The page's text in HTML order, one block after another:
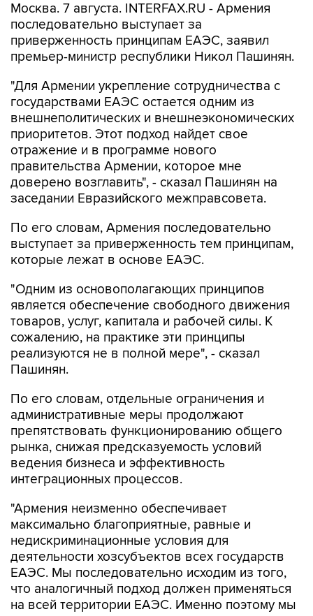
Москва. 7 августа. INTERFAX.RU - Армения
последовательно выступает за
приверженность принципам ЕАЭС, заявил
премьер-министр республики Никол Пашинян.
"Для Армении укрепление сотрудничества с
государствами ЕАЭС остается одним из
внешнеполитических и внешнеэкономических
приоритетов. Этот подход найдет свое
отражение и в программе нового
правительства Армении, которое мне
доверено возглавить", - сказал Пашинян на
заседании Евразийского межправсовета.
По его словам, Армения последовательно
выступает за приверженность тем принципам,
которые лежат в основе ЕАЭС.
"Одним из основополагающих принципов
является обеспечение свободного движения
товаров, услуг, капитала и рабочей силы. К
сожалению, на практике эти принципы
реализуются не в полной мере", - сказал
Пашинян.
По его словам, отдельные ограничения и
административные меры продолжают
препятствовать функционированию общего
рынка, снижая предсказуемость условий
ведения бизнеса и эффективность
интеграционных процессов.
"Армения неизменно обеспечивает
максимально благоприятные, равные и
недискриминационные условия для
деятельности хозсубъектов всех государств
ЕАЭС. Мы последовательно исходим из того,
что аналогичный подход должен применяться
на всей территории ЕАЭС. Именно поэтому мы